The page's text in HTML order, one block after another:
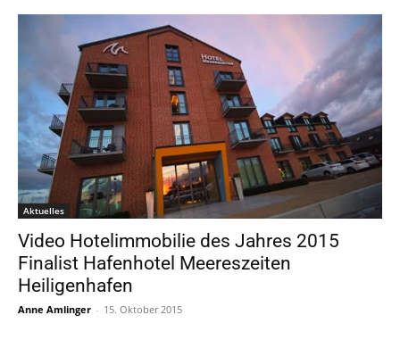
Aktuelles
Video Hotelimmobilie des Jahres 2015
Finalist Hafenhotel Meereszeiten
Heiligenhafen
Anne Amlinger - 15. Oktober 2015